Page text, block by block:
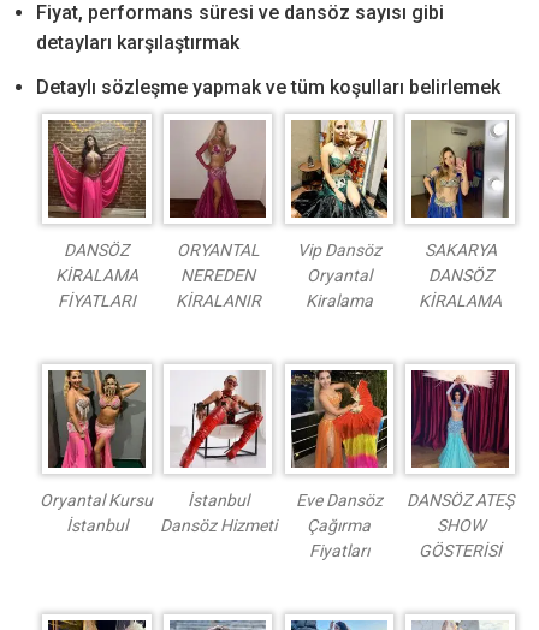
Fiyat, performans süresi ve dansöz sayısı gibi
detayları karşılaştırmak
Detaylı sözleşme yapmak ve tüm koşulları belirlemek
DANSÖZ
KİRALAMA
FİYATLARI
ORYANTAL
NEREDEN
KİRALANIR
Vip Dansöz
Oryantal
Kiralama
SAKARYA
DANSÖZ
KİRALAMA
Oryantal Kursu
İstanbul
İstanbul
Dansöz Hizmeti
Eve Dansöz
Çağırma
Fiyatları
DANSÖZ ATEŞ
SHOW
GÖSTERİSİ